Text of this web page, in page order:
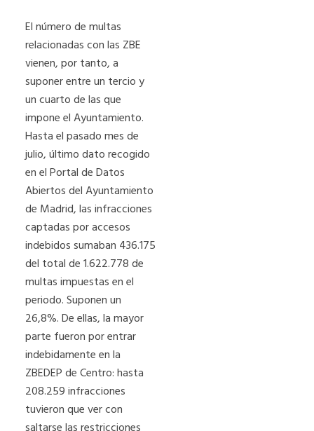
El número de multas
relacionadas con las ZBE
vienen, por tanto, a
suponer entre un tercio y
un cuarto de las que
impone el Ayuntamiento.
Hasta el pasado mes de
julio, último dato recogido
en el Portal de Datos
Abiertos del Ayuntamiento
de Madrid, las infracciones
captadas por accesos
indebidos sumaban 436.175
del total de 1.622.778 de
multas impuestas en el
periodo. Suponen un
26,8%. De ellas, la mayor
parte fueron por entrar
indebidamente en la
ZBEDEP de Centro: hasta
208.259 infracciones
tuvieron que ver con